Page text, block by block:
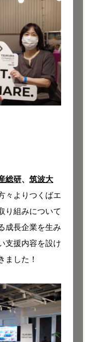
総研、 筑波大
々よりつくばエ
り組みについて
成長企業を生み
支援内容を設け
ました！